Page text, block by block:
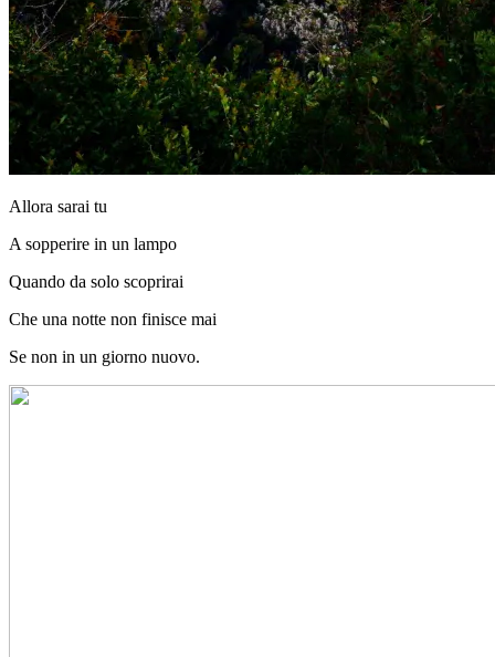
Allora sarai tu
A sopperire in un lampo
Quando da solo scoprirai
Che una notte non finisce mai
Se non in un giorno nuovo.